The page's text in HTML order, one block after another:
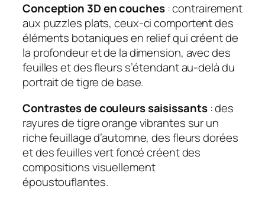
Conception 3D en couches: contrairement
aux puzzles plats, ceux-ci comportent des
éléments botaniques en relief qui créent de
la profondeur et de la dimension, avec des
feuilles et des fleurs s’étendant au-delà du
portrait de tigre de base.
Contrastes de couleurs saisissants: des
rayures de tigre orange vibrantes sur un
riche feuillage d’automne, des fleurs dorées
et des feuilles vert foncé créent des
compositions visuellement
époustouflantes.